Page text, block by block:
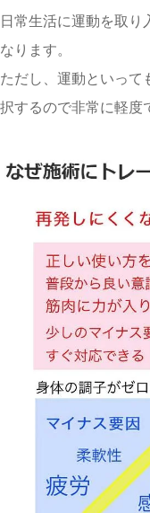
日常生活に運動を取り
なります。
ただし、運動といって
択するので非常に軽度